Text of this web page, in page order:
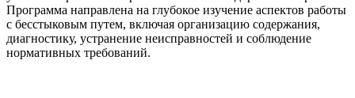
Программа направлена на глубокое изучение аспектов работы
с бесстыковым путем, включая организацию содержания,
диагностику, устранение неисправностей и соблюдение
нормативных требований.